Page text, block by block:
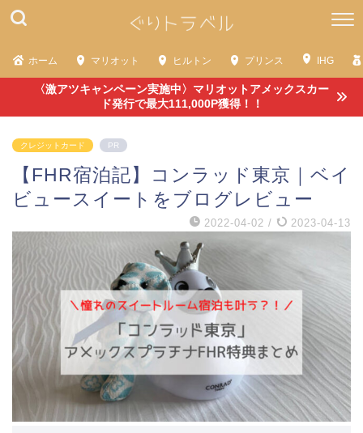
ホーム マリオット ヒルトン プリンス IHG
〈激アツキャンペーン実施中〉マリオットアメックスカー
ド発行で最大111,000P獲得！！
クレジットカード PR
【FHR宿泊記】コンラッド東京｜ベイ
ビュースイートをブログレビュー
2022-04-02 / 2023-04-13